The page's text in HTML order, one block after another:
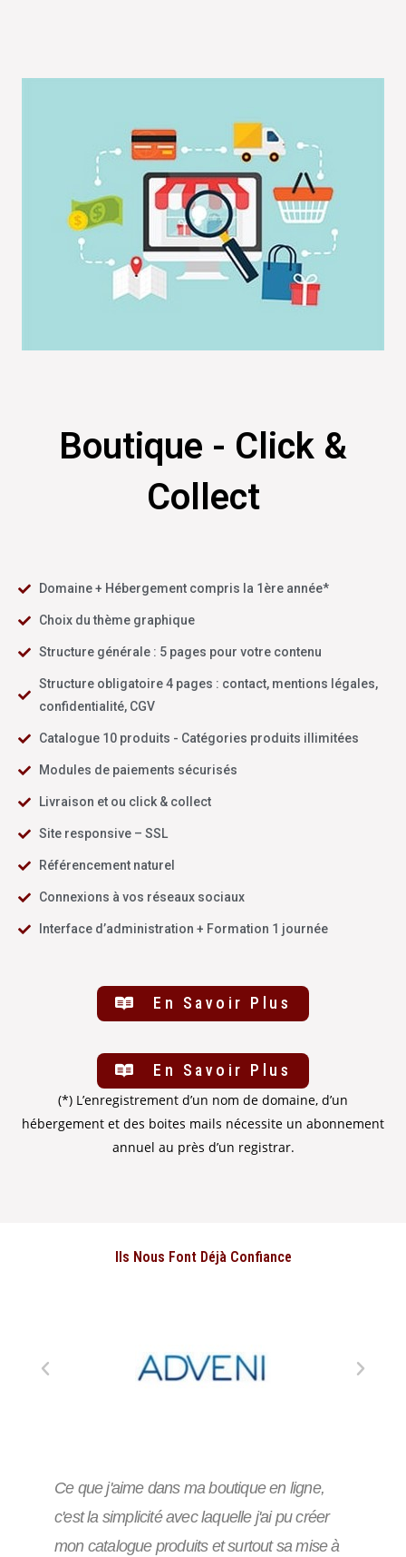
Boutique - Click &
Collect
Domaine + Hébergement compris la 1ère année*
Choix du thème graphique
Structure générale : 5 pages pour votre contenu
Structure obligatoire 4 pages : contact, mentions légales,
confidentialité, CGV
Catalogue 10 produits - Catégories produits illimitées
Modules de paiements sécurisés
Livraison et ou click & collect
Site responsive – SSL
Référencement naturel
Connexions à vos réseaux sociaux
Interface d’administration + Formation 1 journée
En Savoir Plus
En Savoir Plus
(*) L’enregistrement d’un nom de domaine, d’un
hébergement et des boites mails nécessite un abonnement
annuel au près d’un registrar.
Ils Nous Font Déjà Confiance
Ce que j'aime dans ma boutique en ligne,
c'est la simplicité avec laquelle j'ai pu créer
mon catalogue produits et surtout sa mise à